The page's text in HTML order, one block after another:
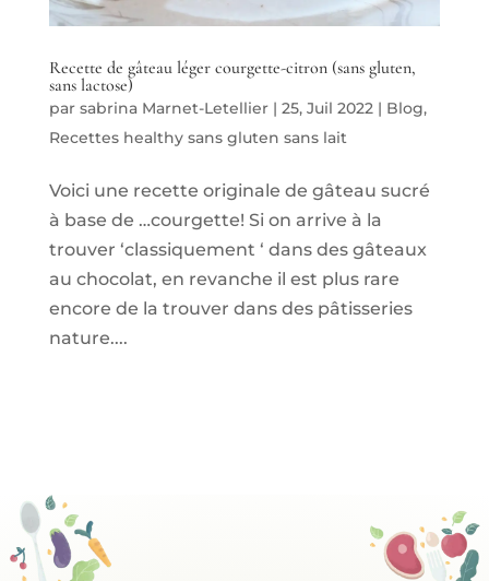
Recette de gâteau léger courgette-citron (sans gluten,
sans lactose)
par sabrina Marnet-Letellier| 25, Juil 2022| Blog,
Recettes healthy sans gluten sans lait
Voici une recette originale de gâteau sucré
à base de …courgette! Si on arrive à la
trouver ‘classiquement ‘ dans des gâteaux
au chocolat, en revanche il est plus rare
encore de la trouver dans des pâtisseries
nature....